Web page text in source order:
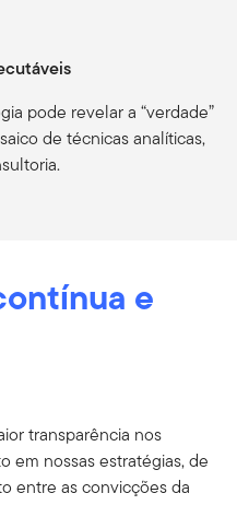
pode revelar a “verdade”
de técnicas analíticas,
e
transparência nos
em nossas estratégias, de
entre as convicções da